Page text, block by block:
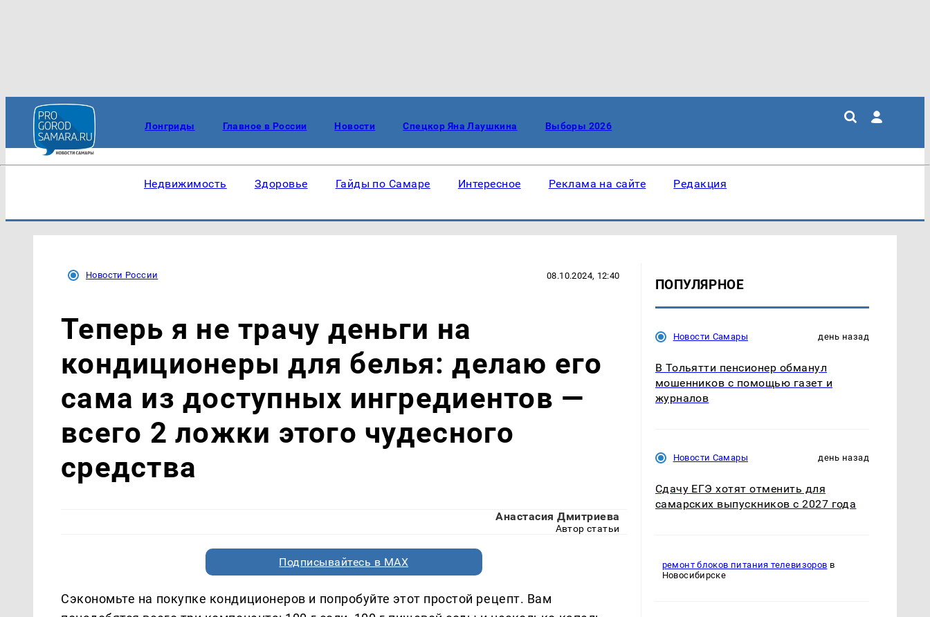
Лонгриды Главное в России Новости Спецкор Яна Лаушкина Выборы 2026
Недвижимость Здоровье Гайды по Самаре Интересное Реклама на сайте Редакция
Новости России 08.10.2024, 12:40
Теперь я не трачу деньги на
кондиционеры для белья: делаю его
сама из доступных ингредиентов —
всего 2 ложки этого чудесного
средства
Анастасия Дмитриева
Автор статьи
Подписывайтесь в MAX
Сэкономьте на покупке кондиционеров и попробуйте этот простой рецепт. Вам
ПОПУЛЯРНОЕ
Новости Самары день назад
В Тольятти пенсионер обманул
мошенников с помощью газет и
журналов
Новости Самары день назад
Сдачу ЕГЭ хотят отменить для
самарских выпускников с 2027 года
ремонт блоков питания телевизоров в
Новосибирске